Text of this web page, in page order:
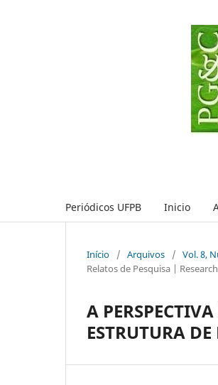
Periódicos UFPB Inicio
Início / Arquivos / Vol. 8,
Relatos de Pesquisa |
A
ESTRUTURA